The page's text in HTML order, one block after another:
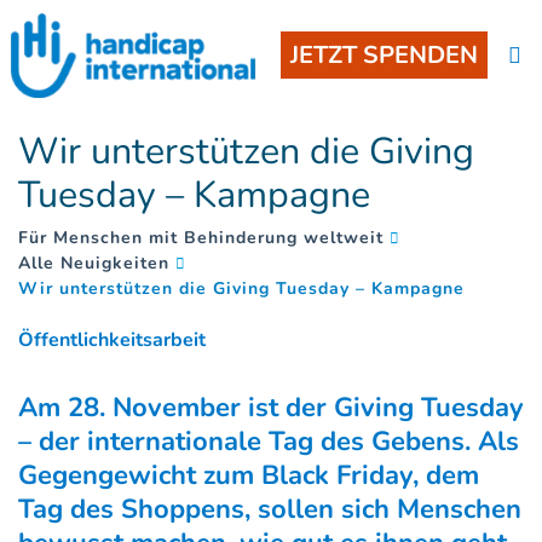
JETZT SPENDEN
Wir unterstützen die Giving
Tuesday – Kampagne
Für Menschen mit Behinderung weltweit
Alle Neuigkeiten
Wir unterstützen die Giving Tuesday – Kampagne
Öffentlichkeitsarbeit
Am 28. November ist der Giving Tuesday
– der internationale Tag des Gebens. Als
Gegengewicht zum Black Friday, dem
Tag des Shoppens, sollen sich Menschen